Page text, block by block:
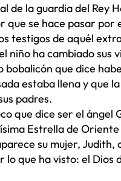
de la guardia del Rey
se hace pasar por
testigos de aquél
niño ha cambiado sus
bobalicón que dice
estaba llena y que
padres.
que dice ser el
Estrella de
su mujer,
que ha visto: el Dios